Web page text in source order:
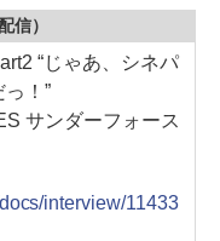
信）
“じゃあ、シネパ
！”
サンダーフォース
interview/11433